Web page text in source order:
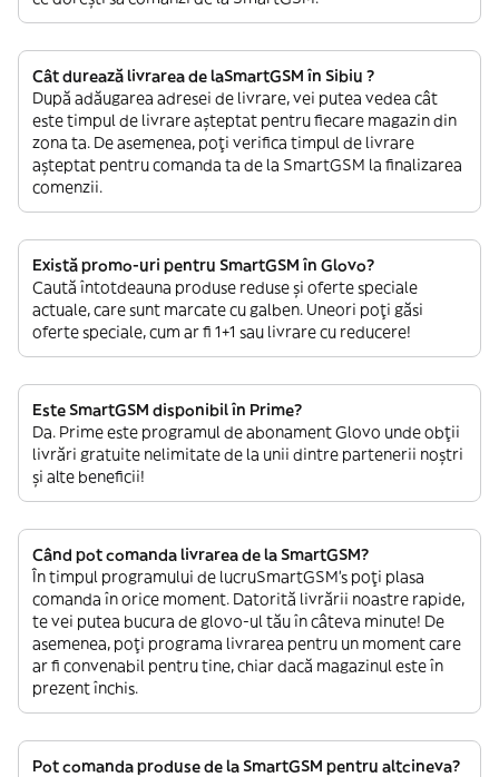
Cât durează livrarea de laSmartGSM în Sibiu ?
După adăugarea adresei de livrare, vei putea vedea cât
este timpul de livrare așteptat pentru fiecare magazin din
zona ta. De asemenea, poți verifica timpul de livrare
așteptat pentru comanda ta de la SmartGSM la finalizarea
comenzii.
Există promo-uri pentru SmartGSM în Glovo?
Caută întotdeauna produse reduse și oferte speciale
actuale, care sunt marcate cu galben. Uneori poți găsi
oferte speciale, cum ar fi 1+1 sau livrare cu reducere!
Este SmartGSM disponibil în Prime?
Da. Prime este programul de abonament Glovo unde obții
livrări gratuite nelimitate de la unii dintre partenerii noștri
și alte beneficii!
Când pot comanda livrarea de la SmartGSM?
În timpul programului de lucruSmartGSM’s poți plasa
comanda în orice moment. Datorită livrării noastre rapide,
te vei putea bucura de glovo-ul tău în câteva minute! De
asemenea, poți programa livrarea pentru un moment care
ar fi convenabil pentru tine, chiar dacă magazinul este în
prezent închis.
Pot comanda produse de la SmartGSM pentru altcineva?